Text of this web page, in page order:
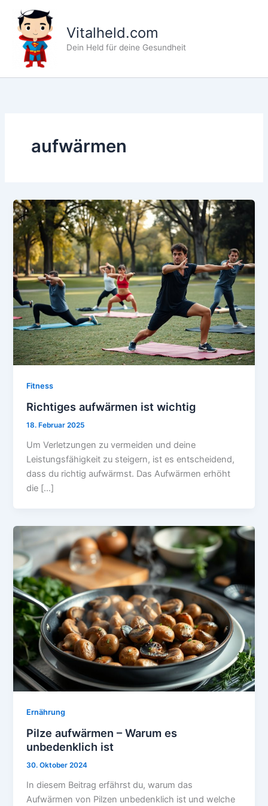
Inhalt
springen
Vitalheld.com
Dein Held für deine Gesundheit
aufwärmen
Fitness
Richtiges aufwärmen ist wichtig
18. Februar 2025
Um Verletzungen zu vermeiden und deine
Leistungsfähigkeit zu steigern, ist es entscheidend,
dass du richtig aufwärmst. Das Aufwärmen erhöht
die […]
Ernährung
Pilze aufwärmen – Warum es
unbedenklich ist
30. Oktober 2024
In diesem Beitrag erfährst du, warum das
Aufwärmen von Pilzen unbedenklich ist und welche